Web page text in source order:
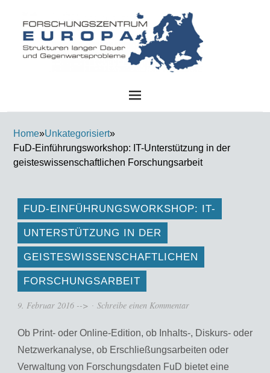
Home»Unkategorisiert»
FuD-Einführungsworkshop: IT-Unterstützung in der
geisteswissenschaftlichen Forschungsarbeit
FUD-EINFÜHRUNGSWORKSHOP: IT-
UNTERSTÜTZUNG IN DER
GEISTESWISSENSCHAFTLICHEN
FORSCHUNGSARBEIT
9. Februar 2016 --> Schreibe einen Kommentar
Ob Print- oder Online-Edition, ob Inhalts-, Diskurs- oder
Netzwerkanalyse, ob Erschließungsarbeiten oder
Verwaltung von Forschungsdaten FuD bietet eine